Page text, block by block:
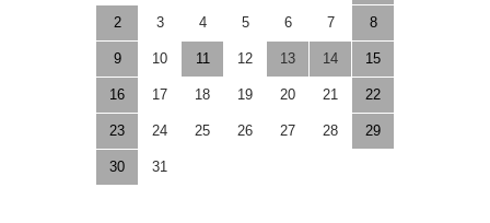
2 3 4 5 6 7 8
9 10 11 12 13 14 15
16 17 18 19 20 21 22
23 24 25 26 27 28 29
30 31